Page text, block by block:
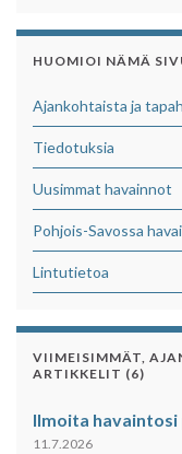
HUOMIOI NÄMÄ
Ajankohtaista ja
Tiedotuksia
Uusimmat havainnot
Pohjois-Savossa
Lintutietoa
VIIMEISIMMÄT,
ARTIKKELIT (6)
Ilmoita
11.7.2026